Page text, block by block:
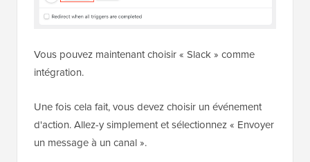
Vous pouvez maintenant choisir « Slack » comme
intégration.
Une fois cela fait, vous devez choisir un événement
d'action. Allez-y simplement et sélectionnez « Envoyer
un message à un canal ».